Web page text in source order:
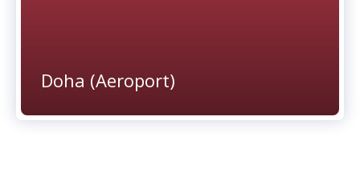
Doha (Aeroport)